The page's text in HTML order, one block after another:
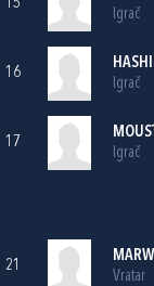
15
Igrač
16
Igrač
17
Igrač
21
Vratar